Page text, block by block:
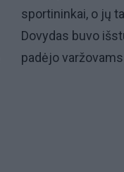
sportininkai, o jų
Dovydas buvo
padėjo